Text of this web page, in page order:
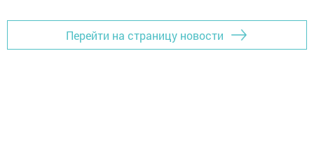
Перейти на страницу новости